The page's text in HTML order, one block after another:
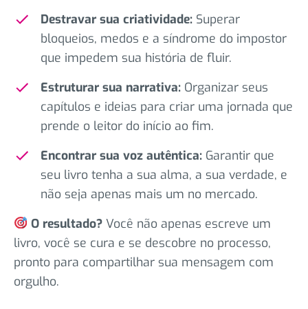
Destravar sua criatividade: Superar
bloqueios, medos e a síndrome do impostor
que impedem sua história de fluir.
Estruturar sua narrativa: Organizar seus
capítulos e ideias para criar uma jornada que
prende o leitor do início ao fim.
Encontrar sua voz autêntica: Garantir que
seu livro tenha a sua alma, a sua verdade, e
não seja apenas mais um no mercado.
O resultado? Você não apenas escreve um
livro, você se cura e se descobre no processo,
pronto para compartilhar sua mensagem com
orgulho.